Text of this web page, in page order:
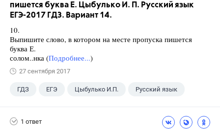
пишется буква Е. Цыбулько И. П. Русский язык
ЕГЭ-2017 ГДЗ. Вариант 14.
10.
Выпишите слово, в котором на месте пропуска пишется
буква Е.
солом..нка (Подробнее...)
27 сентября 2017
ГДЗ ЕГЭ Цыбулько И.П. Русский язык
1 ответ